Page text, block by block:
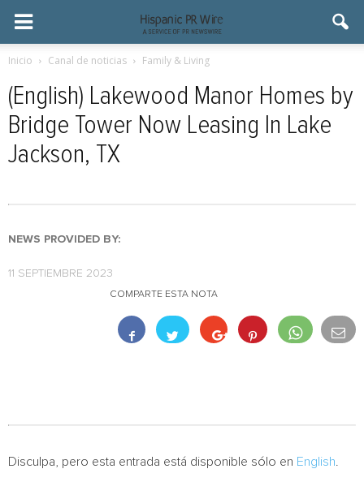
Inicio Canal de noticias Family & Living
(English) Lakewood Manor Homes by
Bridge Tower Now Leasing In Lake
Jackson, TX
NEWS PROVIDED BY:
11 SEPTIEMBRE 2023
COMPARTE ESTA NOTA
Disculpa, pero esta entrada está disponible sólo en English